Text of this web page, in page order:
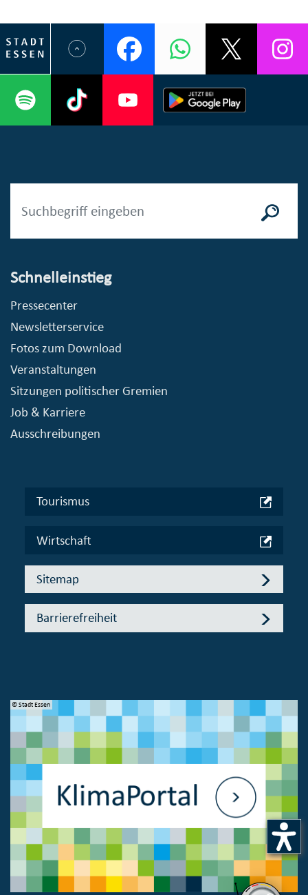
Schnelleinstieg
Pressecenter
Newsletterservice
Fotos zum Download
Veranstaltungen
Sitzungen politischer Gremien
Job & Karriere
Ausschreibungen
Tourismus
Wirtschaft
Sitemap
Barrierefreiheit
© Stadt Essen